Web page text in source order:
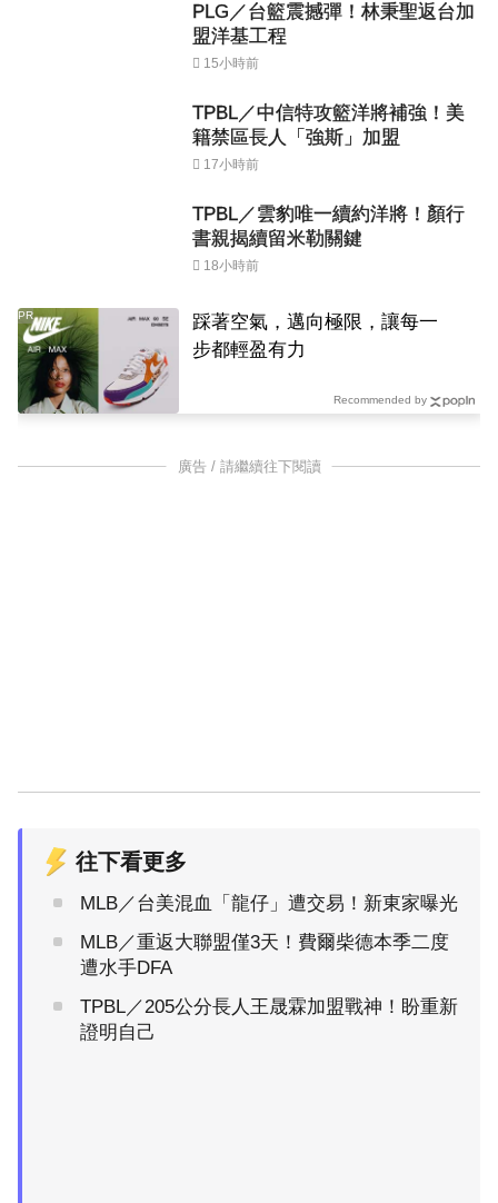
PLG／台籃震撼彈！林秉聖返台加
盟洋基工程
15小時前
TPBL／中信特攻籃洋將補強！美
籍禁區長人「強斯」加盟
17小時前
TPBL／雲豹唯一續約洋將！顏行
書親揭續留米勒關鍵
18小時前
踩著空氣，邁向極限，讓每一
步都輕盈有力
PR
Recommended by
廣告 / 請繼續往下閱讀
往下看更多
MLB／台美混血「龍仔」遭交易！新東家曝光
MLB／重返大聯盟僅3天！費爾柴德本季二度
遭水手DFA
TPBL／205公分長人王晟霖加盟戰神！盼重新
證明自己